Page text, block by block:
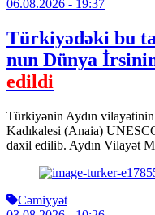
06.08.2026 - 19:37
Türkiyədəki bu
nun Dünya
edildi
Türkiyənin Aydın vilayətinin
Kadıkalesi (Anaia)
daxil edilib. Aydın Vilayət
Cəmiyyət